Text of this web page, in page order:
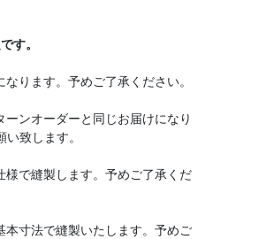
す。
なります。予めご了承ください。
ンオーダーと同じお届けになり
致します。
様で縫製します。予めご了承くだ
本寸法で縫製いたします。予めご